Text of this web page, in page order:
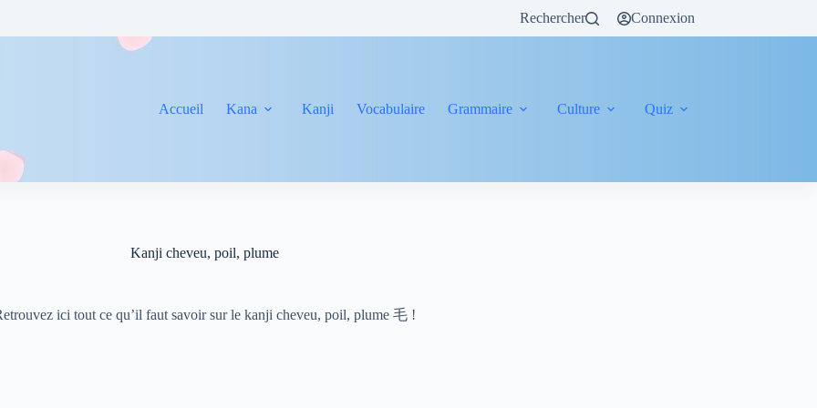
Rechercher Connexion
Accueil Kana Kanji Vocabulaire Grammaire Culture Quiz
Kanji cheveu, poil, plume
ici tout ce qu’il faut savoir sur le kanji cheveu, poil, plume 毛 !